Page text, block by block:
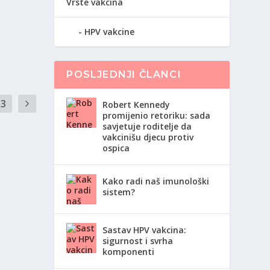
3
HPV vakcine
POSLJEDNJI ČLANCI
Robert Kennedy
promijenio retoriku: sada
savjetuje roditelje da
vakcinišu djecu protiv
ospica
Kako radi naš imunološki
sistem?
Sastav HPV vakcina:
sigurnost i svrha
komponenti